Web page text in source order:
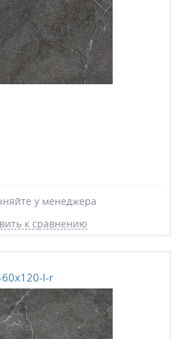
у менеджера
к сравнению
60x120-l-r